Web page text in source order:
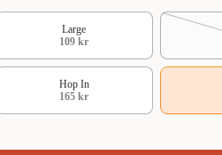
Large
109 kr
Hop In
165 kr